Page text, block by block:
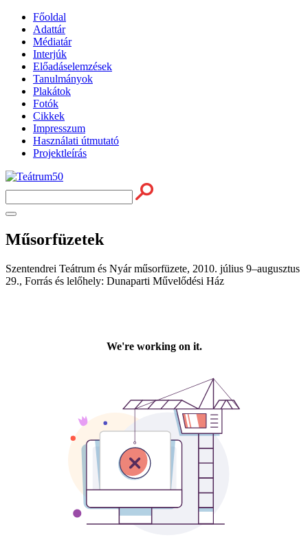
Főoldal
Adattár
Médiatár
Interjúk
Előadáselemzések
Tanulmányok
Plakátok
Fotók
Cikkek
Impresszum
Használati útmutató
Projektleírás
Műsorfüzetek
Szentendrei Teátrum és Nyár műsorfüzete, 2010. július 9–augusztus
29., Forrás és lelőhely: Dunaparti Művelődési Ház